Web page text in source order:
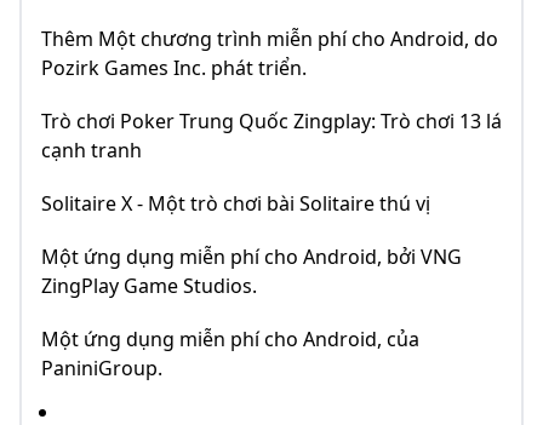
Thêm Một chương trình miễn phí cho Android, do
Pozirk Games Inc. phát triển.
Trò chơi Poker Trung Quốc Zingplay: Trò chơi 13 lá
cạnh tranh
Solitaire X - Một trò chơi bài Solitaire thú vị
Một ứng dụng miễn phí cho Android, bởi VNG
ZingPlay Game Studios.
Một ứng dụng miễn phí cho Android, của
PaniniGroup.